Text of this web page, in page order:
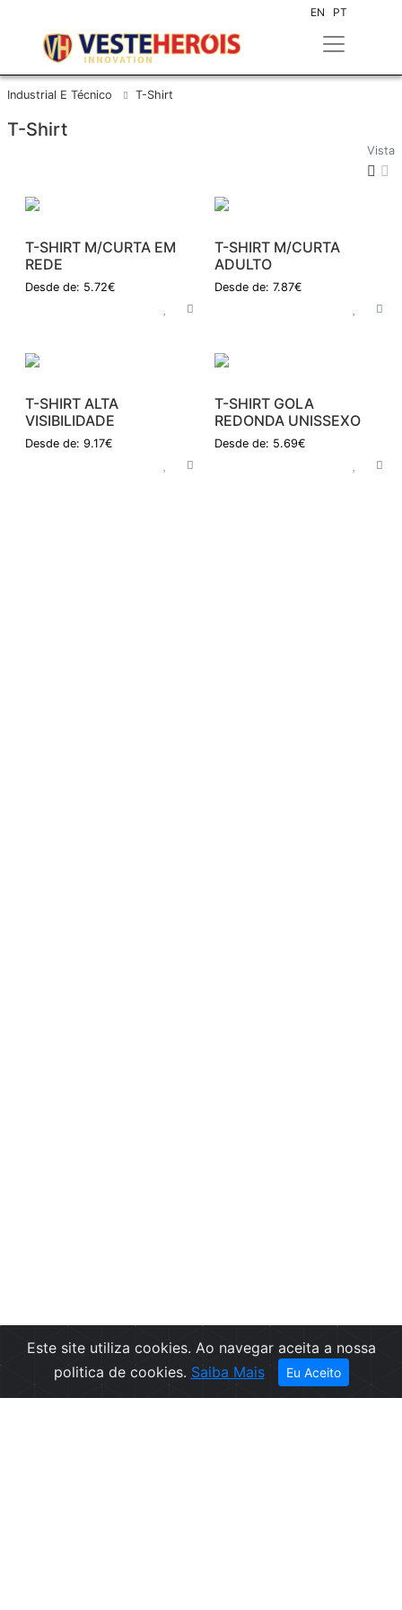
EN PT
Industrial E Técnico T-Shirt
T-Shirt
Vista
Filtros
T-SHIRT M/CURTA EM
REDE
Desde de: 5.72€
T-SHIRT M/CURTA
ADULTO
Desde de: 7.87€
T-SHIRT ALTA
VISIBILIDADE
Desde de: 9.17€
T-SHIRT GOLA
REDONDA UNISSEXO
Desde de: 5.69€
Este site utiliza cookies. Ao navegar aceita a nossa
politica de cookies. Saiba Mais Eu Aceito